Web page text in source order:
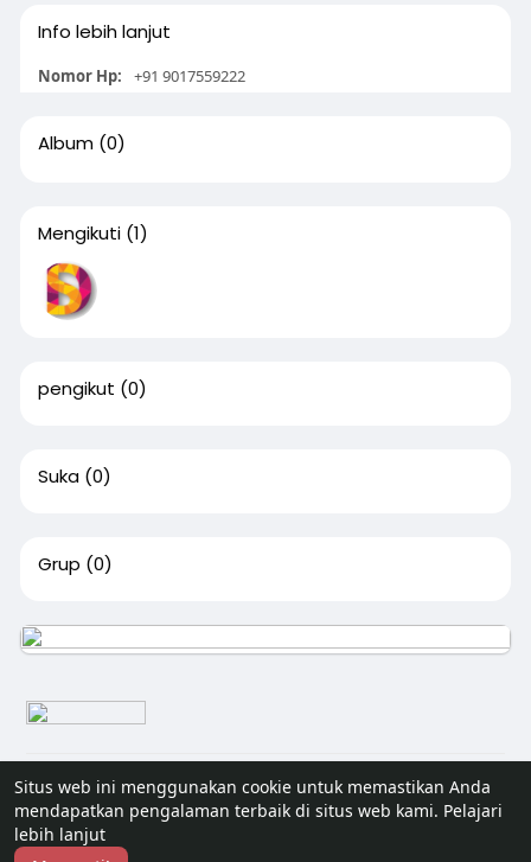
Situs web ini menggunakan cookie untuk memastikan Anda
mendapatkan pengalaman terbaik di situs web kami. Pelajari
lebih lanjut
Info lebih lanjut
Nomor Hp: +91 9017559222
Album (0)
Mengikuti (1)
pengikut (0)
Suka (0)
Grup (0)
© 2026 Senivisi
Home
Tentang Hubungi kami
Kebijakan pribadi